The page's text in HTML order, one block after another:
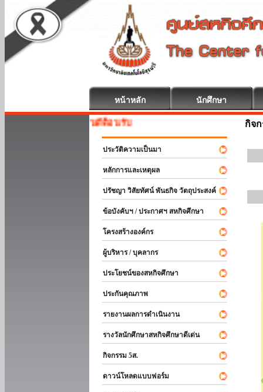
หน้าหลัก นักศึกษา
กิจศึกษา ยินดีต้อนรับ
ประวัติความเป็นมา
หลักการและเหตุผล
ปรัชญา วิสัยทัศน์ พันธกิจ วัตถุประสงค์
ข้อบังคับฯ / ประกาศฯ สหกิจศึกษา
โครงสร้างองค์กร
ผู้บริหาร / บุคลากร
ประโยชน์ของสหกิจศึกษา
ประกันคุณภาพ
รายงานผลการดำเนินงาน
รางวัลนักศึกษาสหกิจศึกษาดีเด่น
กิจกรรม 5ส.
ดาวน์โหลดแบบฟอร์ม
กิจ